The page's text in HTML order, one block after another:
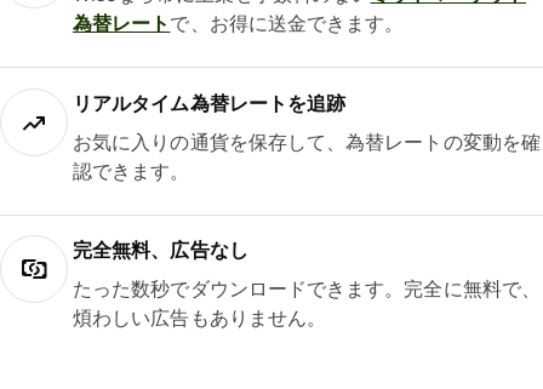
為替レート で、お得に送金できます。
リアルタイム為替レートを追跡
お気に入りの通貨を保存して、為替レートの変動を確
認できます。
完全無料、広告なし
たった数秒でダウンロードできます。完全に無料で、
煩わしい広告もありません。